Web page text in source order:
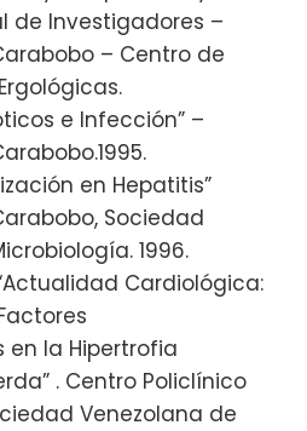
de Investigadores –
– Centro de
e Infección” –
en Hepatitis”
Sociedad
1996.
Cardiológica:
en la Hipertrofia
. Centro Policlínico
Venezolana de